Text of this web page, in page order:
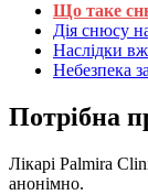
Що таке
Дія снюсу
Наслідки
Небезпека
Потрібна
Лікарі Palmira
анонімно.